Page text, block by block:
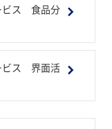
ビス 食品分
ビス 界面活